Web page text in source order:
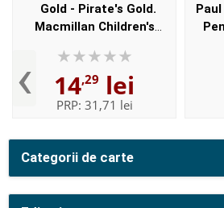
Categorii de carte
‹
Gold - Pirate's Gold.
Macmillan Children's
Advanced
14,29 lei
PRP: 31,71 lei